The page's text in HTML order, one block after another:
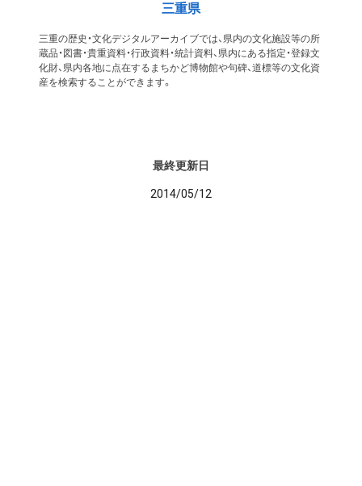
三重県
三重の歴史・文化デジタルアーカイブでは、県内の文化施設等の所
蔵品・図書・貴重資料・行政資料・統計資料、県内にある指定・登録文
化財、県内各地に点在するまちかど博物館や句碑、道標等の文化資
産を検索することができます。
最終更新日
2014/05/12